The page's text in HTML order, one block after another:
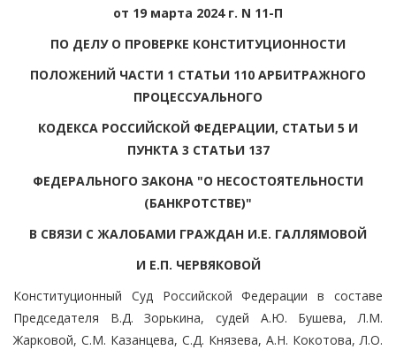
от 19 марта 2024 г. N 11-П
ПО ДЕЛУ О ПРОВЕРКЕ КОНСТИТУЦИОННОСТИ
ПОЛОЖЕНИЙ ЧАСТИ 1 СТАТЬИ 110 АРБИТРАЖНОГО
ПРОЦЕССУАЛЬНОГО
КОДЕКСА РОССИЙСКОЙ ФЕДЕРАЦИИ, СТАТЬИ 5 И
ПУНКТА 3 СТАТЬИ 137
ФЕДЕРАЛЬНОГО ЗАКОНА "О НЕСОСТОЯТЕЛЬНОСТИ
(БАНКРОТСТВЕ)"
В СВЯЗИ С ЖАЛОБАМИ ГРАЖДАН И.Е. ГАЛЛЯМОВОЙ
И Е.П. ЧЕРВЯКОВОЙ
Конституционный Суд Российской Федерации в составе
Председателя В.Д. Зорькина, судей А.Ю. Бушева, Л.М.
Жарковой, С.М. Казанцева, С.Д. Князева, А.Н. Кокотова, Л.О.